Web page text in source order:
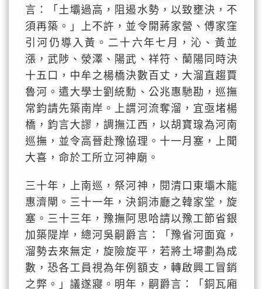
言：「土壩過高，阻遏水勢，以致壅決，不
須再築。」上不許，並令開蔣家營、傅家窪
引河仍導入黃。二十六年七月，沁、黃並
漲，武陟、滎澤、陽武、祥符、蘭陽同時決
十五口，中牟之楊橋決數百丈，大溜直趨賈
魯河。遣大學士劉統勳、公兆惠馳勘，巡撫
常鈞請先築南岸。上謂河流奪溜，宜亟堵楊
橋，鈞言大謬，調撫江西，以胡寶瑔為河南
巡撫，並令高晉赴豫協理。十一月塞，上聞
大喜，命於工所立河神廟。
三十年，上南巡，祭河神，閱清口東壩木龍
惠濟閘。三十一年，決銅沛廳之韓家堂，旋
塞。三十三年，豫撫阿思哈請以豫工節省銀
加築隄岸，總河吳嗣爵言：「豫省河面寬，
溜勢去來無定，旋險旋平，若將土埽劃為成
數，恐各工員視為年例額支，轉啟興工冒銷
之弊。」議遂寢。明年，嗣爵言：「銅瓦廂